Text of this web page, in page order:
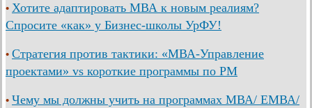
• Хотите адаптировать МВА к новым реалиям?
Спросите «как» у Бизнес-школы УрФУ!
• Стратегия против тактики: «МВА-Управление
проектами» vs короткие программы по PM
• Чему мы должны учить на программах МВА/ ЕМВА/